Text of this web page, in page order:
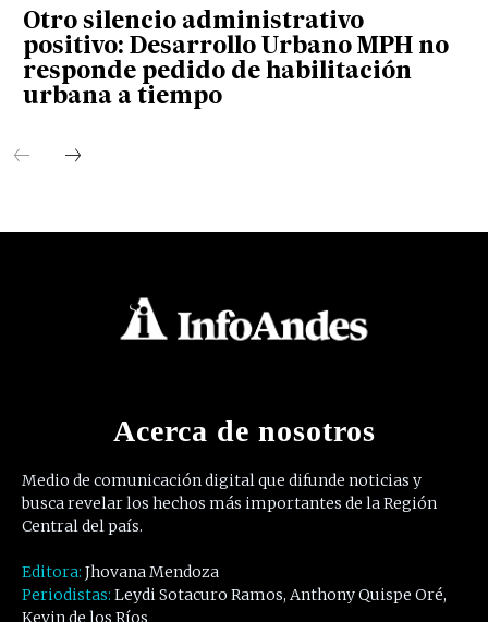
Otro silencio administrativo
positivo: Desarrollo Urbano MPH no
responde pedido de habilitación
urbana a tiempo
Acerca de nosotros
Medio de comunicación digital que difunde noticias y
busca revelar los hechos más importantes de la Región
Central del país.
Editora: Jhovana Mendoza
Periodistas: Leydi Sotacuro Ramos, Anthony Quispe Oré,
Kevin de los Ríos